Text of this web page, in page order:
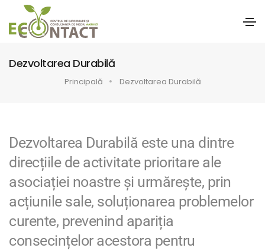
Dezvoltarea Durabilă
Principală Dezvoltarea Durabilă
Dezvoltarea Durabilă este una dintre
direcțiile de activitate prioritare ale
asociației noastre și urmărește, prin
acțiunile sale, soluționarea problemelor
curente, prevenind apariția
consecințelor acestora pentru